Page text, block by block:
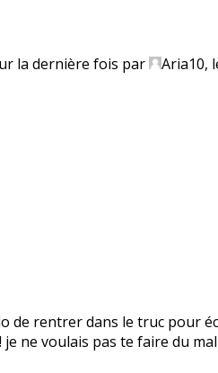
la dernière fois par Aria10,
de rentrer dans le truc pour
ne voulais pas te faire du